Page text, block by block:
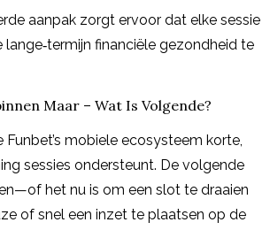
aanpak zorgt ervoor dat elke sessie
financiële gezondheid te
Maar – Wat Is Volgende?
Funbet’s mobiele ecosysteem korte,
sessies ondersteunt. De volgende
het nu is om een slot te draaien
of snel een inzet te plaatsen op de